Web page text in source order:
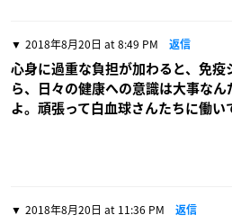
2018年8月20日 at 8:49 PM 返信
心身に過重な負担が加わると、免疫
ら、日々の健康への意識は大事な
よ。頑張って白血球さんたちに働
2018年8月20日 at 11:36 PM 返信